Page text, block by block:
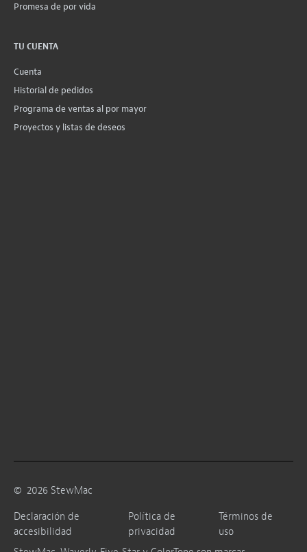
Promesa de por vida
TU CUENTA
Cuenta
Historial de pedidos
Programa de ventas al por mayor
Proyectos y listas de deseos
© 2026 StewMac
Declaración de
accesibilidad
Política de
privacidad
Términos de
uso